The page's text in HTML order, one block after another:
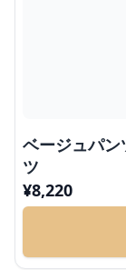
ベージュパ
ツ
¥8,220